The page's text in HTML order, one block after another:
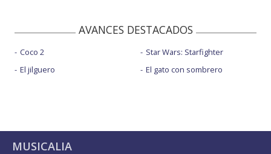
AVANCES DESTACADOS
Coco 2
El jilguero
Star Wars: Starfighter
El gato con sombrero
MUSICALIA